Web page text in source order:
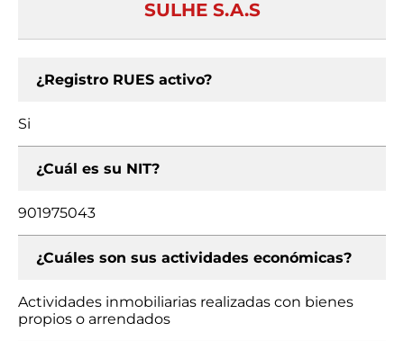
SULHE S.A.S
¿Registro RUES activo?
Si
¿Cuál es su NIT?
901975043
¿Cuáles son sus actividades económicas?
Actividades inmobiliarias realizadas con bienes
propios o arrendados